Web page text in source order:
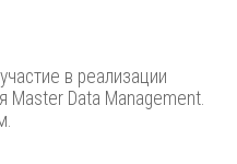
в реализации
Master Data Management.